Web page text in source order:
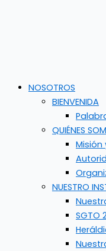
NOSOTROS
BIENVENIDA
QUIÉNES
Misión
NUESTRO
SGTO